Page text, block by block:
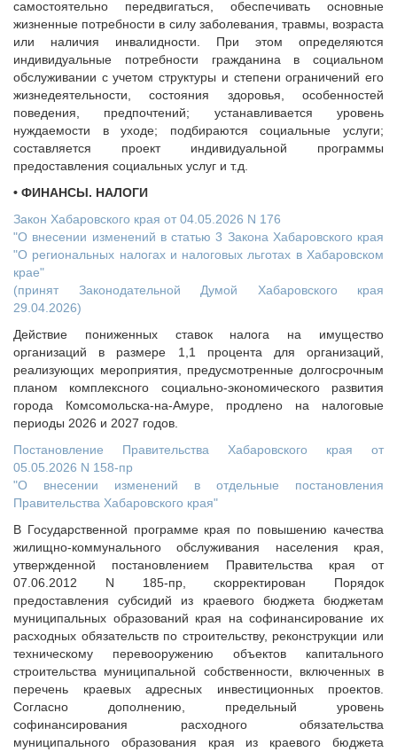
самостоятельно передвигаться, обеспечивать основные
жизненные потребности в силу заболевания, травмы, возраста
или наличия инвалидности. При этом определяются
индивидуальные потребности гражданина в социальном
обслуживании с учетом структуры и степени ограничений его
жизнедеятельности, состояния здоровья, особенностей
поведения, предпочтений; устанавливается уровень
нуждаемости в уходе; подбираются социальные услуги;
составляется проект индивидуальной программы
предоставления социальных услуг и т.д.
• ФИНАНСЫ. НАЛОГИ
Закон Хабаровского края от 04.05.2026 N 176
"О внесении изменений в статью 3 Закона Хабаровского края
"О региональных налогах и налоговых льготах в Хабаровском
крае"
(принят Законодательной Думой Хабаровского края
29.04.2026)
Действие пониженных ставок налога на имущество
организаций в размере 1,1 процента для организаций,
реализующих мероприятия, предусмотренные долгосрочным
планом комплексного социально-экономического развития
города Комсомольска-на-Амуре, продлено на налоговые
периоды 2026 и 2027 годов.
Постановление Правительства Хабаровского края от
05.05.2026 N 158-пр
"О внесении изменений в отдельные постановления
Правительства Хабаровского края"
В Государственной программе края по повышению качества
жилищно-коммунального обслуживания населения края,
утвержденной постановлением Правительства края от
07.06.2012 N 185-пр, скорректирован Порядок
предоставления субсидий из краевого бюджета бюджетам
муниципальных образований края на софинансирование их
расходных обязательств по строительству, реконструкции или
техническому перевооружению объектов капитального
строительства муниципальной собственности, включенных в
перечень краевых адресных инвестиционных проектов.
Согласно дополнению, предельный уровень
софинансирования расходного обязательства
муниципального образования края из краевого бюджета